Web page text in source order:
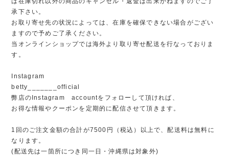
承下さい。
お取り寄せ先の状況によっては、在庫を確保できない場合がござい
ますので予めご了承ください。
当オンラインショップでは海外より取り寄せ配送を行なっておりま
す。
Instagram
betty_______official
弊店のInstagram accountをフォローして頂ければ、
お得な情報やクーポンを定期的に配信させて頂きます。
1回のご注文金額の合計が7500円（税込）以上で、配送料は無料に
なります。
(配送先は一箇所につき同一日・沖縄県は対象外)